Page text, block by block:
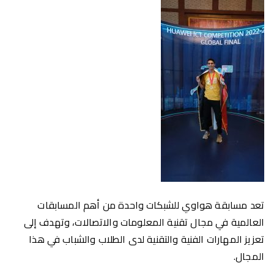
تعد مسابقة هواوي للشبكات واحدة من أهم المسابقات
العالمية في مجال تقنية المعلومات والاتصالات، وتهدف إلى
تعزيز المهارات الفنية والتقنية لدى الطلاب والشباب في هذا
المجال.